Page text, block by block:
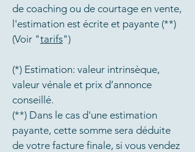
de coaching ou de courtage en vente,
l'estimation est écrite et payante (**)
(Voir "tarifs")
(*) Estimation: valeur intrinsèque,
valeur vénale et prix d’annonce
conseillé.
(**) Dans le cas d'une estimation
payante, cette somme sera déduite
de votre facture finale, si vous vendez